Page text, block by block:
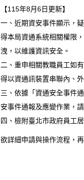
【115年8月6日更新】
一、近期資安事件顯示，
得本局資通系統相關權限
洩，以維護資訊安全。
二、重申相關教職員工如
得以資通訊裝置串聯內、
三、依據「資通安全事件
安事件通報及應變作業，
四、檢附臺北市政府員工
欲詳細申請與操作流程，